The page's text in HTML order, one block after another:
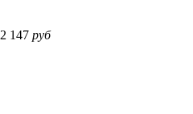
2 147 руб